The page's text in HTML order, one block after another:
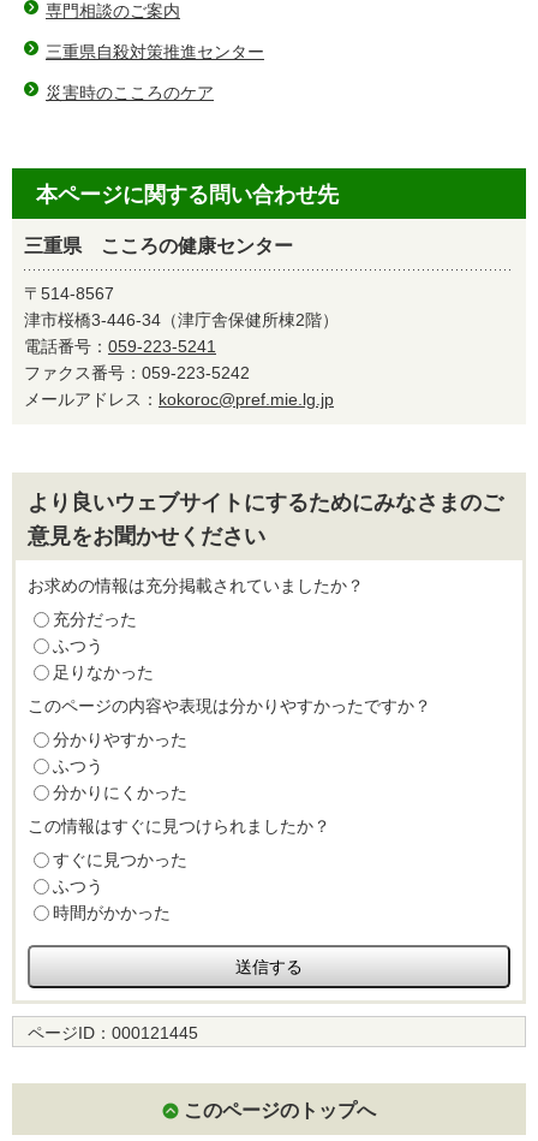
専門相談のご案内
三重県自殺対策推進センター
災害時のこころのケア
本ページに関する問い合わせ先
三重県 こころの健康センター
〒514-8567
津市桜橋3-446-34（津庁舎保健所棟2階）
電話番号： 059-223-5241
ファクス番号：059-223-5242
メールアドレス： kokoroc@pref.mie.lg.jp
より良いウェブサイトにするためにみなさまのご
意見をお聞かせください
お求めの情報は充分掲載されていましたか？
充分だった
ふつう
足りなかった
このページの内容や表現は分かりやすかったですか？
分かりやすかった
ふつう
分かりにくかった
この情報はすぐに見つけられましたか？
すぐに見つかった
ふつう
時間がかかった
ページID： 000121445
このページのトップへ